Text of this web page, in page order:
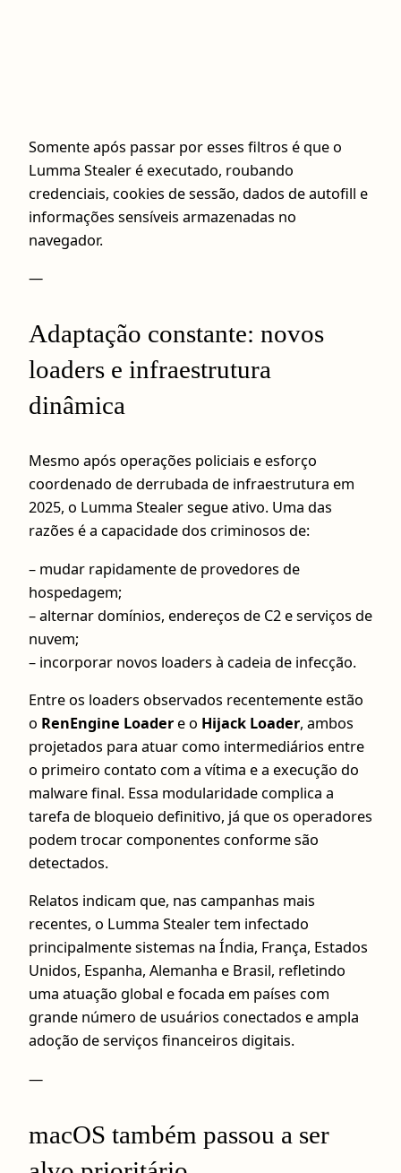
Somente após passar por esses filtros é que o
Lumma Stealer é executado, roubando
credenciais, cookies de sessão, dados de autofill e
informações sensíveis armazenadas no
navegador.
—
Adaptação constante: novos
loaders e infraestrutura
dinâmica
Mesmo após operações policiais e esforço
coordenado de derrubada de infraestrutura em
2025, o Lumma Stealer segue ativo. Uma das
razões é a capacidade dos criminosos de:
– mudar rapidamente de provedores de
hospedagem;
– alternar domínios, endereços de C2 e serviços de
nuvem;
– incorporar novos loaders à cadeia de infecção.
Entre os loaders observados recentemente estão
o RenEngine Loader e o Hijack Loader, ambos
projetados para atuar como intermediários entre
o primeiro contato com a vítima e a execução do
malware final. Essa modularidade complica a
tarefa de bloqueio definitivo, já que os operadores
podem trocar componentes conforme são
detectados.
Relatos indicam que, nas campanhas mais
recentes, o Lumma Stealer tem infectado
principalmente sistemas na Índia, França, Estados
Unidos, Espanha, Alemanha e Brasil, refletindo
uma atuação global e focada em países com
grande número de usuários conectados e ampla
adoção de serviços financeiros digitais.
—
macOS também passou a ser